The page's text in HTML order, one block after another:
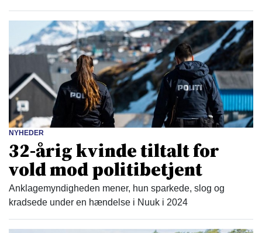
NYHEDER
32-årig kvinde tiltalt for
vold mod politibetjent
Anklagemyndigheden mener, hun sparkede, slog og
kradsede under en hændelse i Nuuk i 2024